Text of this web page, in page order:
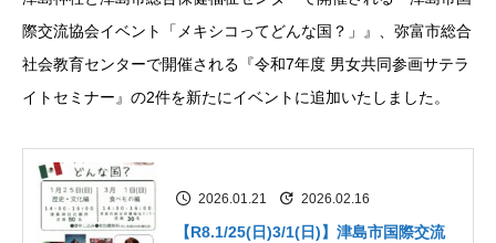
際交流協会イベント「メキシコってどんな国？」』、弥富市総合
社会教育センターで開催される『令和7年度 男女共同参画サテラ
イトセミナー』の2件を新たにイベントに追加いたしました。
2026.01.21 2026.02.16
【R8.1/25(日)3/1(日)】津島市国際交流